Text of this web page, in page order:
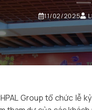
11/02/2025
Group tổ chức lễ